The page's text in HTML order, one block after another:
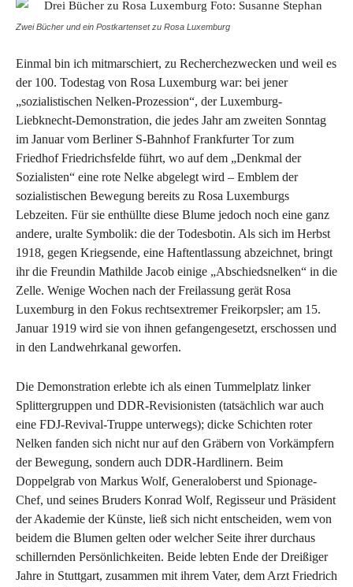
Zwei Bücher und ein Postkartenset zu Rosa Luxemburg
Einmal bin ich mitmarschiert, zu Recherchezwecken und weil es
der 100. Todestag von Rosa Luxemburg war: bei jener
„sozialistischen Nelken-Prozession“, der Luxemburg-
Liebknecht-Demonstration, die jedes Jahr am zweiten Sonntag
im Januar vom Berliner S-Bahnhof Frankfurter Tor zum
Friedhof Friedrichsfelde führt, wo auf dem „Denkmal der
Sozialisten“ eine rote Nelke abgelegt wird – Emblem der
sozialistischen Bewegung bereits zu Rosa Luxemburgs
Lebzeiten. Für sie enthüllte diese Blume jedoch noch eine ganz
andere, uralte Symbolik: die der Todesbotin. Als sich im Herbst
1918, gegen Kriegsende, eine Haftentlassung abzeichnet, bringt
ihr die Freundin Mathilde Jacob einige „Abschiedsnelken“ in die
Zelle. Wenige Wochen nach der Freilassung gerät Rosa
Luxemburg in den Fokus rechtsextremer Freikorpsler; am 15.
Januar 1919 wird sie von ihnen gefangengesetzt, erschossen und
in den Landwehrkanal geworfen.
Die Demonstration erlebte ich als einen Tummelplatz linker
Splittergruppen und DDR-Revisionisten (tatsächlich war auch
eine FDJ-Revival-Truppe unterwegs); dicke Schichten roter
Nelken fanden sich nicht nur auf den Gräbern von Vorkämpfern
der Bewegung, sondern auch DDR-Hardlinern. Beim
Doppelgrab von Markus Wolf, Generaloberst und Spionage-
Chef, und seines Bruders Konrad Wolf, Regisseur und Präsident
der Akademie der Künste, ließ sich nicht entscheiden, wem von
beidem die Blumen gelten oder welcher Seite ihrer durchaus
schillernden Persönlichkeiten. Beide lebten Ende der Dreißiger
Jahre in Stuttgart, zusammen mit ihrem Vater, dem Arzt Friedrich